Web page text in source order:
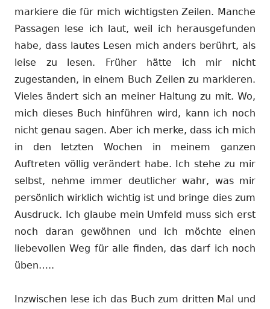
markiere die für mich wichtigsten Zeilen. Manche
Passagen lese ich laut, weil ich herausgefunden
habe, dass lautes Lesen mich anders berührt, als
leise zu lesen. Früher hätte ich mir nicht
zugestanden, in einem Buch Zeilen zu markieren.
Vieles ändert sich an meiner Haltung zu mit. Wo,
mich dieses Buch hinführen wird, kann ich noch
nicht genau sagen. Aber ich merke, dass ich mich
in den letzten Wochen in meinem ganzen
Auftreten völlig verändert habe. Ich stehe zu mir
selbst, nehme immer deutlicher wahr, was mir
persönlich wirklich wichtig ist und bringe dies zum
Ausdruck. Ich glaube mein Umfeld muss sich erst
noch daran gewöhnen und ich möchte einen
liebevollen Weg für alle finden, das darf ich noch
üben…..
Inzwischen lese ich das Buch zum dritten Mal und